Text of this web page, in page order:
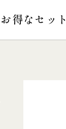
お得なセット